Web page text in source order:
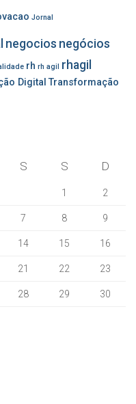
Jornal
negocios negócios
rh rh agil rhagil
Digital Transformação
S S D
1 2
7 8 9
14 15 16
21 22 23
28 29 30